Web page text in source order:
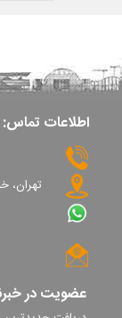
اطلاعات تماس:
تهران،
عضویت در